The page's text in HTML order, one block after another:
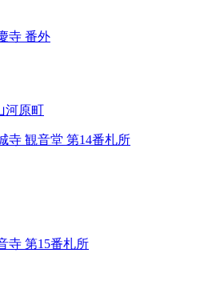
番外
河原町
第14番札所
第15番札所